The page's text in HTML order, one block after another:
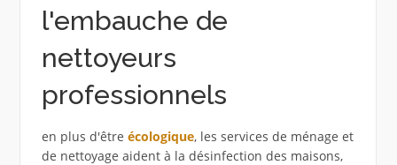
l'embauche de
nettoyeurs
professionnels
en plus d'être écologique, les services de ménage et
de nettoyage aident à la désinfection des maisons,